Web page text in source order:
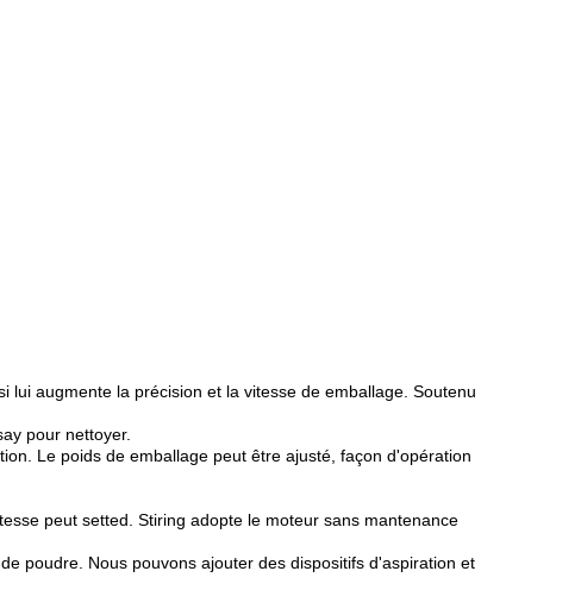
augmente la précision et la vitesse de emballage. Soutenu
pour nettoyer.
Le poids de emballage peut être ajusté, façon d'opération
peut setted. Stiring adopte le moteur sans mantenance
poudre. Nous pouvons ajouter des dispositifs d'aspiration et